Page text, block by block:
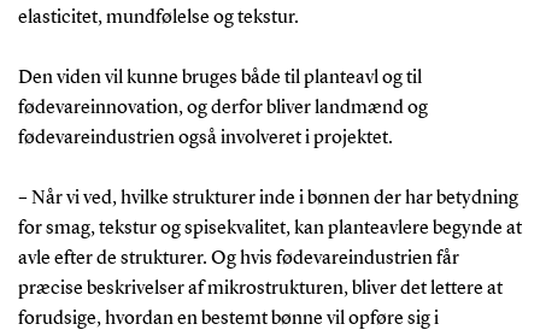
elasticitet, mundfølelse og tekstur.
Den viden vil kunne bruges både til planteavl og til
fødevareinnovation, og derfor bliver landmænd og
fødevareindustrien også involveret i projektet.
– Når vi ved, hvilke strukturer inde i bønnen der har betydning
for smag, tekstur og spisekvalitet, kan planteavlere begynde at
avle efter de strukturer. Og hvis fødevareindustrien får
præcise beskrivelser af mikrostrukturen, bliver det lettere at
forudsige, hvordan en bestemt bønne vil opføre sig i